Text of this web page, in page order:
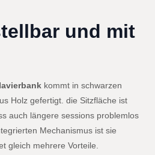
und mit
kommt in schwarzen
Holz gefertigt. die Sitzfläche ist
auch längere sessions problemlos
Mechanismus ist sie
gleich mehrere Vorteile.